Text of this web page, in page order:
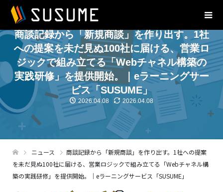
商談記録から「新規商談」を作り出す。1社
への提案を未だ見ぬ100社に届ける、営業ロ
ジックで組み立てる「Webチャネル構築の
実践研修」を提供開始。｜eラーニングサー
ビス「SUSUME」
2026.04.08 2026.04.08
ニュース
商談記録から「新規商談」を作り出す。1社への提案
を未だ見ぬ100社に届ける、営業ロジックで組み立てる「Webチャネル構
築の実践研修」を提供開始。｜eラーニングサービス「SUSUME」